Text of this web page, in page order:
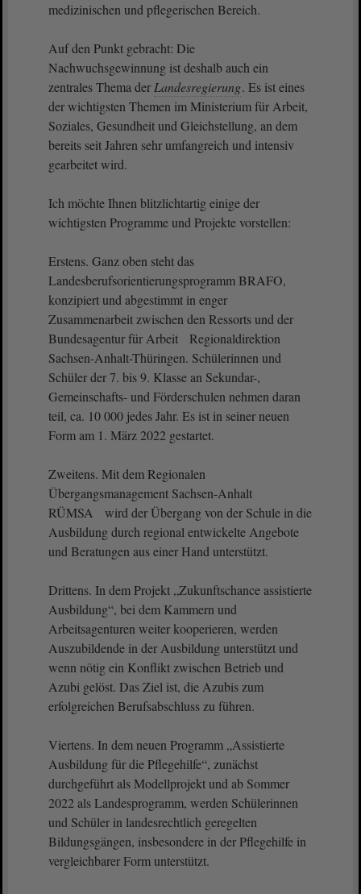
medizinischen und pflegerischen Bereich.
Auf den Punkt gebracht: Die
Nachwuchsgewinnung ist deshalb auch ein
zentrales Thema der Landesregierung. Es ist eines
der wichtigsten Themen im Ministerium für Arbeit,
Soziales, Gesundheit und Gleichstellung, an dem
bereits seit Jahren sehr umfangreich und intensiv
gearbeitet wird.
Ich möchte Ihnen blitzlichtartig einige der
wichtigsten Programme und Projekte vorstellen:
Erstens. Ganz oben steht das
Landesberufsorientierungsprogramm BRAFO,
konzipiert und abgestimmt in enger
Zusammenarbeit zwischen den Ressorts und der
Bundesagentur für Arbeit Regionaldirektion
Sachsen-Anhalt-Thüringen. Schülerinnen und
Schüler der 7. bis 9. Klasse an Sekundar-,
Gemeinschafts- und Förderschulen nehmen daran
teil, ca. 10 000 jedes Jahr. Es ist in seiner neuen
Form am 1. März 2022 gestartet.
Zweitens. Mit dem Regionalen
Übergangsmanagement Sachsen-Anhalt
RÜMSA wird der Übergang von der Schule in die
Ausbildung durch regional entwickelte Angebote
und Beratungen aus einer Hand unterstützt.
Drittens. In dem Projekt „Zukunftschance assistierte
Ausbildung“, bei dem Kammern und
Arbeitsagenturen weiter kooperieren, werden
Auszubildende in der Ausbildung unterstützt und
wenn nötig ein Konflikt zwischen Betrieb und
Azubi gelöst. Das Ziel ist, die Azubis zum
erfolgreichen Berufsabschluss zu führen.
Viertens. In dem neuen Programm „Assistierte
Ausbildung für die Pflegehilfe“, zunächst
durchgeführt als Modellprojekt und ab Sommer
2022 als Landesprogramm, werden Schülerinnen
und Schüler in landesrechtlich geregelten
Bildungsgängen, insbesondere in der Pflegehilfe in
vergleichbarer Form unterstützt.